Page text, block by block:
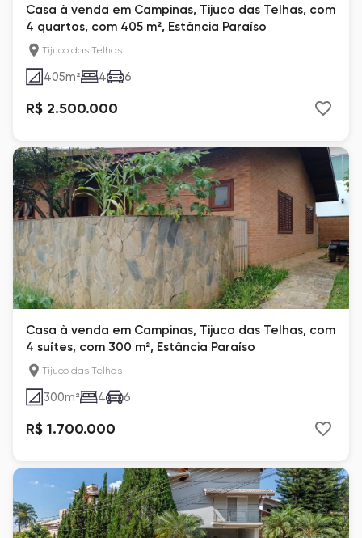
Casa à venda em Campinas, Tijuco das Telhas, com
4 quartos, com 405 m², Estância Paraíso
Tijuco das Telhas
405m² 4 6
R$ 2.500.000
Casa à venda em Campinas, Tijuco das Telhas, com
4 suítes, com 300 m², Estância Paraíso
Tijuco das Telhas
300m² 4 6
R$ 1.700.000